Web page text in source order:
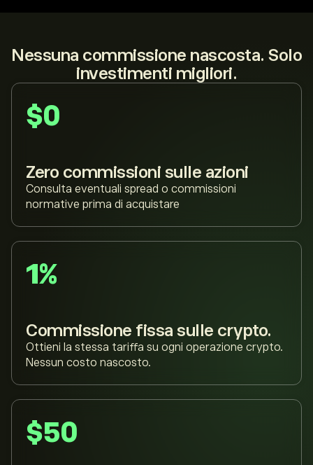
Nessuna commissione nascosta. Solo
investimenti migliori.
$0
Zero commissioni sulle azioni
Consulta eventuali spread o commissioni
normative prima di acquistare
1%
Commissione fissa sulle crypto.
Ottieni la stessa tariffa su ogni operazione crypto.
Nessun costo nascosto.
$50